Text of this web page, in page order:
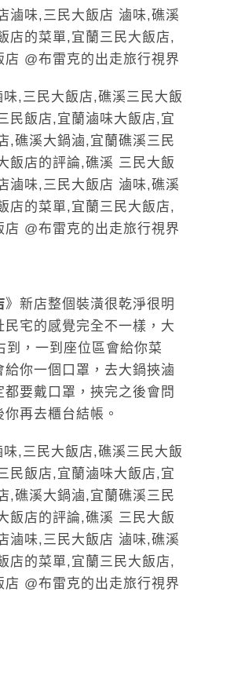
》新店整個裝潢很乾淨很明
民宅的感覺完全不一樣，大
到，一到座位區會給你菜
給你一個口罩，去大鍋挾滷
都要戴口罩，挾完之後會問
再去櫃台結帳。